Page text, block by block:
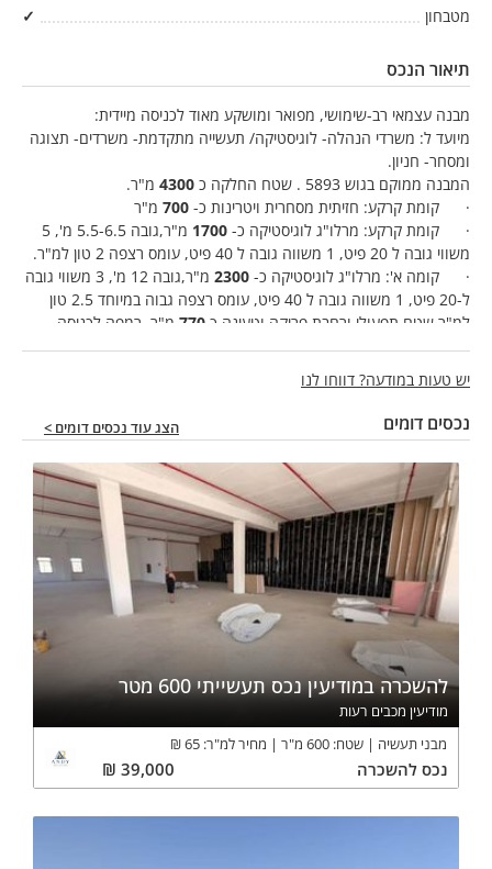
מטבחון
✓
תיאור הנכס
מבנה עצמאי רב-שימושי, מפואר ומושקע מאוד לכניסה מיידית:
מיועד ל: משרדי הנהלה- לוגיסטיקה/ תעשייה מתקדמת- משרדים- תצוגה
ומסחר- חניון.
המבנה ממוקם בגוש 5893 . שטח החלקה כ
4300 מ"ר.
· קומת קרקע: חזיתית מסחרית ויטרינות כ- 700 מ"ר
· קומת קרקע: מרלו"ג לוגיסטיקה כ- 1700
מ"ר,גובה 5.5-6.5 מ', 5
משווי גובה ל 20 פיט, 1 משווה גובה ל 40 פיט, עומס רצפה 2 טון למ"ר.
· קומה א': מרלו"ג לוגיסטיקה כ- 2300
מ"ר,גובה 12 מ', 3 משווי גובה
ל-20 פיט, 1 משווה גובה ל 40 פיט, עומס רצפה גבוה במיוחד 2.5 טון
למ"ר שטח תפעולי ורחבת פריקה וטעינה כ 770 מ"ר, רמפה לכניסה
ויציאה.
הכנות קונסטרקטיביות לגלריות וגישה נוחה למשאיות .
· קומה ב: קומת משרדים המשקיפה אל נופים ירוקים כ-
בנוסף, פטיו ושתי מרפסות נוף פתוח בשטח כ-740מ"ר.
· קומת מרתף: חניון ושרות תת קרקעי כ2800מ"ר (94 חניות)
יש טעות במודעה? דווחו לנו
נכסים דומים הצג עוד נכסים דומים >
להשכרה במודיעין נכס תעשייתי 600 מטר
מודיעין מכבים רעות
מבני תעשיה
שטח: 600 מ"ר מחיר למ"ר: 65
₪
נכס להשכרה 39,000
₪